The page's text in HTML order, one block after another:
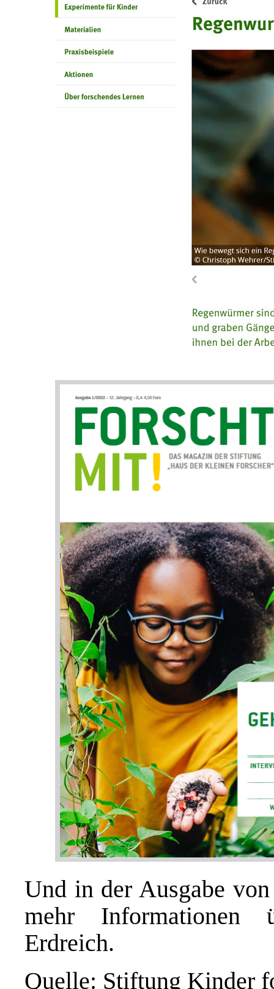
Und in der Ausgabe
mehr Informationen
Erdreich.
Quelle: Stiftung Kinder